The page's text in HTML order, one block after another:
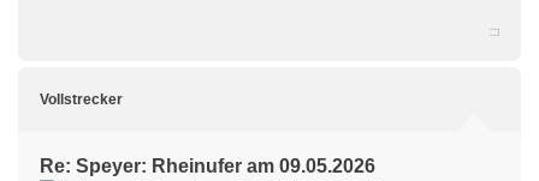
Vollstrecker
Re: Speyer: Rheinufer am 09.05.2026